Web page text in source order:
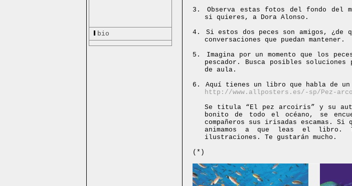
bio
3.
Observa estas fotos del fondo del
si quieres, a Dora Alonso.
4.
Si estos dos peces son amigos, ¿de
conversaciones que puedan mantener.
5.
Imagina por un momento que los
pescador. Busca posibles
de aula.
6.
Aquí tienes un libro que habla de un
http://www.allposters.es/-sp/Pez-
Se titula “El pez arcoiris” y su
bonito de todo el océano, se
compañeros sus irisadas escamas.
animamos a que leas el libro.
ilustraciones. Te gustarán mucho.
(*)